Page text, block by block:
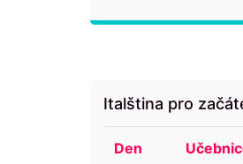
Italština pro
Den